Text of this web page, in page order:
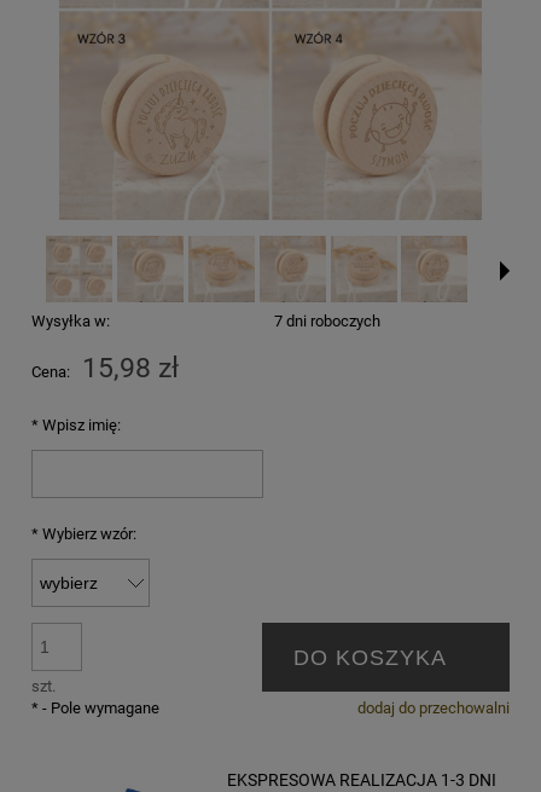
Wysyłka w: 7 dni roboczych
Cena: 15,98 zł
* Wpisz imię:
* Wybierz wzór:
szt.
DO KOSZYKA
dodaj do przechowalni
* - Pole wymagane
EKSPRESOWA REALIZACJA 1-3 DNI